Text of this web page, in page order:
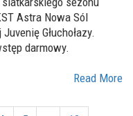
Astra Nowa Sól
Głuchołazy.
darmowy.
Read More